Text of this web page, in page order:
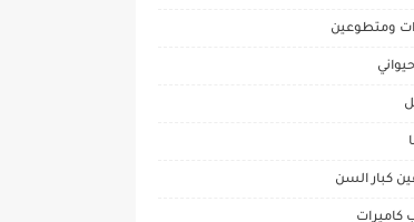
ومتطوعين
كبار السن
كاميرات